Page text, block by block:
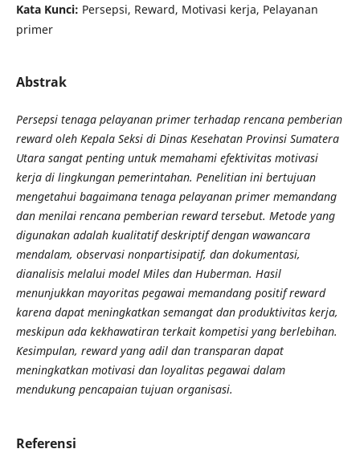
Kata Kunci: Persepsi, Reward, Motivasi kerja, Pelayanan
primer
Abstrak
Persepsi tenaga pelayanan primer terhadap rencana pemberian
reward oleh Kepala Seksi di Dinas Kesehatan Provinsi Sumatera
Utara sangat penting untuk memahami efektivitas motivasi
kerja di lingkungan pemerintahan. Penelitian ini bertujuan
mengetahui bagaimana tenaga pelayanan primer memandang
dan menilai rencana pemberian reward tersebut. Metode yang
digunakan adalah kualitatif deskriptif dengan wawancara
mendalam, observasi nonpartisipatif, dan dokumentasi,
dianalisis melalui model Miles dan Huberman. Hasil
menunjukkan mayoritas pegawai memandang positif reward
karena dapat meningkatkan semangat dan produktivitas kerja,
meskipun ada kekhawatiran terkait kompetisi yang berlebihan.
Kesimpulan, reward yang adil dan transparan dapat
meningkatkan motivasi dan loyalitas pegawai dalam
mendukung pencapaian tujuan organisasi.
Referensi